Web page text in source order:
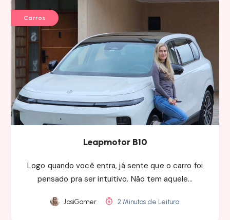
Carros
Leapmotor B10
Logo quando você entra, já sente que o carro foi
pensado pra ser intuitivo. Não tem aquele…
JosiGamer 2 Minutos de Leitura